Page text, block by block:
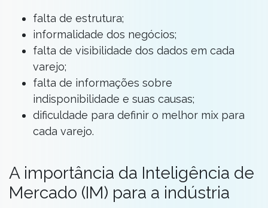
falta de estrutura;
informalidade dos negócios;
falta de visibilidade dos dados em cada
varejo;
falta de informações sobre
indisponibilidade e suas causas;
dificuldade para definir o melhor mix para
cada varejo.
A importância da Inteligência de
Mercado (IM) para a indústria